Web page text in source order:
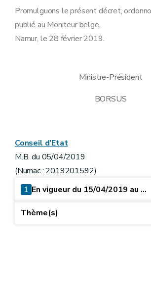
Promulguons le présent décret,
publié au Moniteur belge.
Namur, le 28 février 2019.
Ministre-Président
BORSUS
Conseil d’Etat
M.B. du 05/04/2019
(Numac : 2019201592)
1 En vigueur du 15/04/2019 au ...
Thème(s)